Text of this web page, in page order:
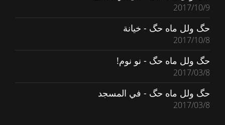
2017/10/9
حگ ولل ماه حگ - خيانة
2017/10/8
حگ ولل ماه حگ - نو نوم!
2017/03/8
حگ ولل ماه حگ - في المسجد
2017/03/8